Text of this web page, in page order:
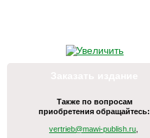
Также по вопросам
приобретения обращайтесь:
vertrieb@mawi-publish.ru